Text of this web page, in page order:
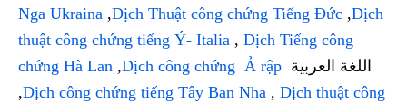
Nga Ukraina ,Dịch Thuật công chứng Tiếng Đức ,Dịch
thuật công chứng tiếng Ý- Italia , Dịch Tiếng công
chứng Hà Lan ,Dịch công chứng Ả rập
,Dịch công chứng tiếng Tây Ban Nha , Dịch thuật công